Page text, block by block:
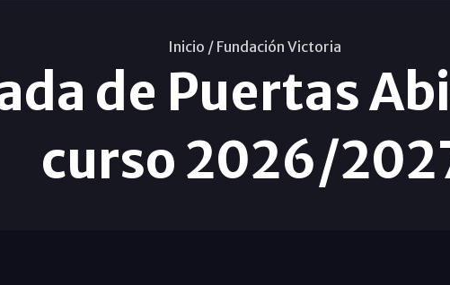
Inicio / Fundación Victoria
de Puertas
curso 2026/